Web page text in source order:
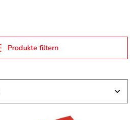
Produkte filtern